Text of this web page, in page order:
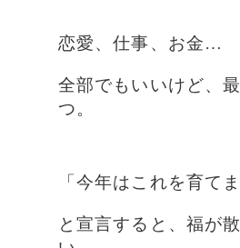
恋愛、仕事、お金…
全部でもいいけど、
つ。
「今年はこれを育てま
と宣言すると、福が